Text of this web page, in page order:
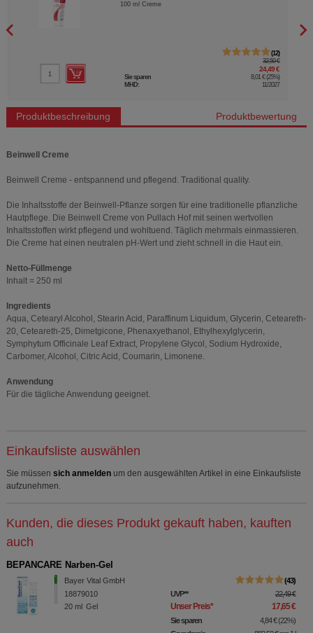
100ml Creme
12
32,50 €
24,49 €
Sie sparen 8,01 € (25%)
MHD:
11/2027
Produktbeschreibung Produktbewertung
Beinwell Creme
Beinwell Creme - entspannend und pflegend. Traditional quality.
Die Inhaltsstoffe der Beinwell-Pflanze sorgen für eine traditionelle pflanzliche
Hautpflege. Die Beinwell Creme von Pullach Hof mit seinen wertvollen
Inhaltsstoffen wirkt pflegend und wohltuend. Täglich mehrmals einmassieren.
Die Creme hat einen neutralen pH-Wert und zieht schnell in die Haut ein.
Netto-Füllmenge
Inhalt = 250 ml
Ingredients
Aqua, Cetearyl Alcohol, Stearin Acid, Paraffinum Liquidum, Glycerin, Ceteareth-
20, Ceteareth-25, Dimetgicone, Phenaxyethanol, Ethylhexylglycerin,
Symphytum Officinale Leaf Extract, Propylene Glycol, Sodium Hydroxide,
Carbomer, Alcohol, Citric Acid, Coumarin, Limonene.
Anwendung
Für die tägliche Anwendung geeignet.
Einkaufsliste auswählen
Sie müssen sich anmelden um den ausgewählten Artikel in eine Einkaufsliste
aufzunehmen.
Kunden, die dieses Produkt gekauft haben, kauften
auch
BEPANCARE Narben-Gel
Bayer Vital GmbH
18879010
20 ml Gel
43
UVP** 22,49 €
Unser Preis* 17,65 €
Sie sparen 4,84 € (22%)